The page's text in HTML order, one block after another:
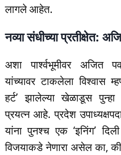
लागले आहेत.
नव्या संधीच्या प्रतीक्षेत:
अशा पार्श्वभूमीवर अजित
यांच्यावर टाकलेला विश्वास
हर्ट’ झालेल्या खेळाडूस
प्रयत्न आहे. प्रदेश
यांना पुनश्च एक ‘इनिंग’
विजयाकडे नेणारा असेल का, की